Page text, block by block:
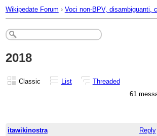
Wikipedate Forum › Voci non-BPV, disambiguanti,
2018
Classic List
Threaded
61
itawikinostra
Reply|